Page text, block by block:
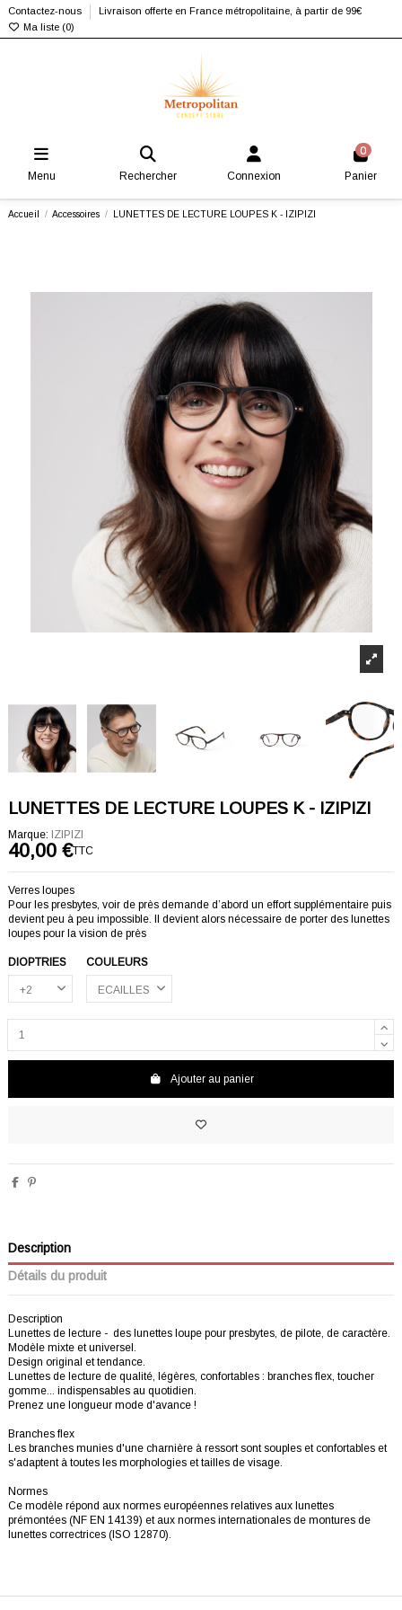
Contactez-nous
Livraison offerte en France métropolitaine, à partir de 99€
Ma liste (0)
Menu Rechercher Connexion
0
Panier
Accueil Accessoires LUNETTES DE LECTURE LOUPES K - IZIPIZI
LUNETTES DE LECTURE LOUPES K - IZIPIZI
Marque: IZIPIZI
40,00 €TTC
Verres loupes
Pour les presbytes, voir de près demande d’abord un effort supplémentaire puis
devient peu à peu impossible. Il devient alors nécessaire de porter des lunettes
loupes pour la vision de près
DIOPTRIES COULEURS
Ajouter au panier
Description
Détails du produit
Description
Lunettes de lecture - des lunettes loupe pour presbytes, de pilote, de caractère.
Modèle mixte et universel.
Design original et tendance.
Lunettes de lecture de qualité, légères, confortables : branches flex, toucher
gomme... indispensables au quotidien.
Prenez une longueur mode d'avance !
Branches flex
Les branches munies d'une charnière à ressort sont souples et confortables et
s'adaptent à toutes les morphologies et tailles de visage.
Normes
Ce modèle répond aux normes européennes relatives aux lunettes
prémontées (NF EN 14139) et aux normes internationales de montures de
lunettes correctrices (ISO 12870).